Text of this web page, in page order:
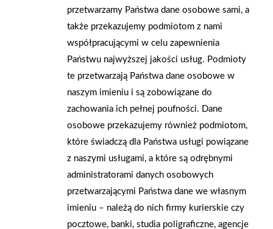
ochronnej
przetwarzamy Państwa dane osobowe sami, a
także przekazujemy podmiotom z nami
współpracującymi w celu zapewnienia
Państwu najwyższej jakości usług. Podmioty
te przetwarzają Państwa dane osobowe w
naszym imieniu i są zobowiązane do
zachowania ich pełnej poufności. Dane
osobowe przekazujemy również podmiotom,
które świadczą dla Państwa usługi powiązane
z naszymi usługami, a które są odrębnymi
administratorami danych osobowych
przetwarzającymi Państwa dane we własnym
imieniu – należą do nich firmy kurierskie czy
pocztowe, banki, studia poligraficzne, agencje